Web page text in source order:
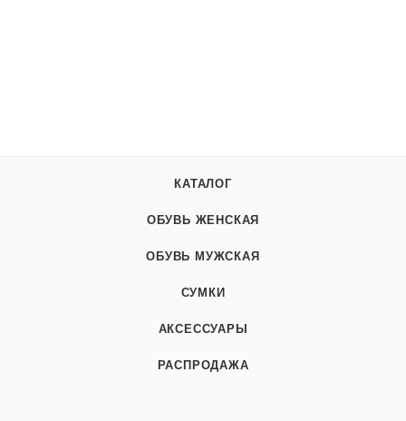
КАТАЛОГ
ОБУВЬ ЖЕНСКАЯ
ОБУВЬ МУЖСКАЯ
СУМКИ
АКСЕССУАРЫ
РАСПРОДАЖА